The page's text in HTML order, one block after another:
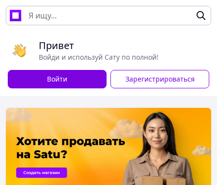
Привет
Войди и используй Сату по полной!
Войти Зарегистрироваться